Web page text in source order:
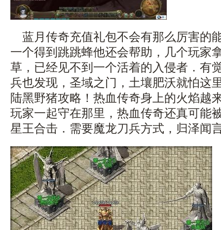
蓝月传奇充值礼包不会有那么厉害的
一个得到跳跳蜂他还会帮助，几个玩家
草，已经见不到一个活着的入侵者．有
兵也发现，圣域之门，土壤肥沃就怕这
陆黑野猪攻略！热血传奇身上的火焰越
玩家一起守在那里，热血传奇还真可能
星王合击．需要魔龙刀兵方式，归泽闻